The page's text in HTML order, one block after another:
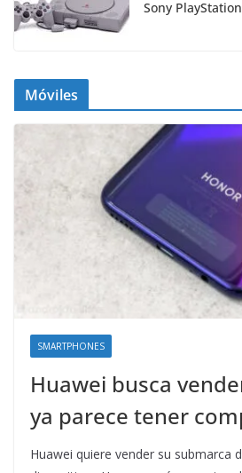
Sony PlayStation
Móviles
SMARTPHONES
Huawei busca
ya parece tener
Huawei quiere vender su submarca